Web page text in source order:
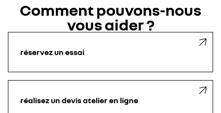
Comment pouvons-nous
vous aider ?
réservez un essai
réalisez un devis atelier en ligne